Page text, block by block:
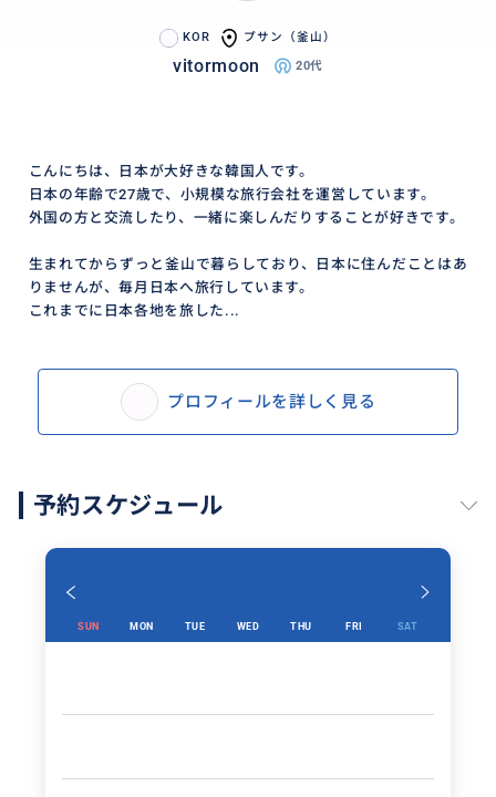
KOR プサン（釜山）
vitormoon 20代
こんにちは、日本が大好きな韓国人です。
日本の年齢で27歳で、小規模な旅行会社を運営しています。
外国の方と交流したり、一緒に楽しんだりすることが好きです。
生まれてからずっと釜山で暮らしており、日本に住んだことはあ
りませんが、毎月日本へ旅行しています。
これまでに日本各地を旅した...
プロフィールを詳しく見る
予約スケジュール
SUN MON TUE WED THU FRI SAT